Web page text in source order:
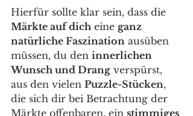
Hierfür sollte klar sein, dass die
Märkte auf dich eine ganz
natürliche Faszination ausüben
müssen, du den innerlichen
Wunsch und Drang verspürst,
aus den vielen Puzzle-Stücken,
die sich dir bei Betrachtung der
Märkte offenbaren, ein stimmiges